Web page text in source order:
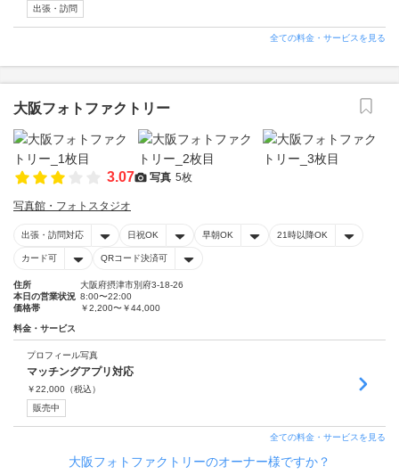
出張・訪問
全ての料金・サービスを見る
大阪フォトファクトリー
3.07 写真 5枚
写真館・フォトスタジオ
出張・訪問対応 日祝OK 早朝OK 21時以降OK
カード可 QRコード決済可
住所
大阪府摂津市別府3-18-26
本日の営業状況 8:00〜22:00
価格帯
￥2,200〜￥44,000
料金・サービス
プロフィール写真
マッチングアプリ対応
￥22,000 （税込）
販売中
全ての料金・サービスを見る
大阪フォトファクトリーのオーナー様ですか？